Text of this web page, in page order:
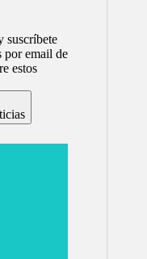
suscríbete
por email de
estos